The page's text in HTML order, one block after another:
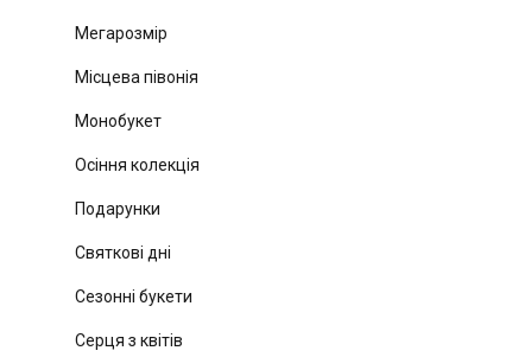
Мегарозмір
Місцева півонія
Монобукет
Осіння колекція
Подарунки
Святкові дні
Сезонні букети
Серця з квітів